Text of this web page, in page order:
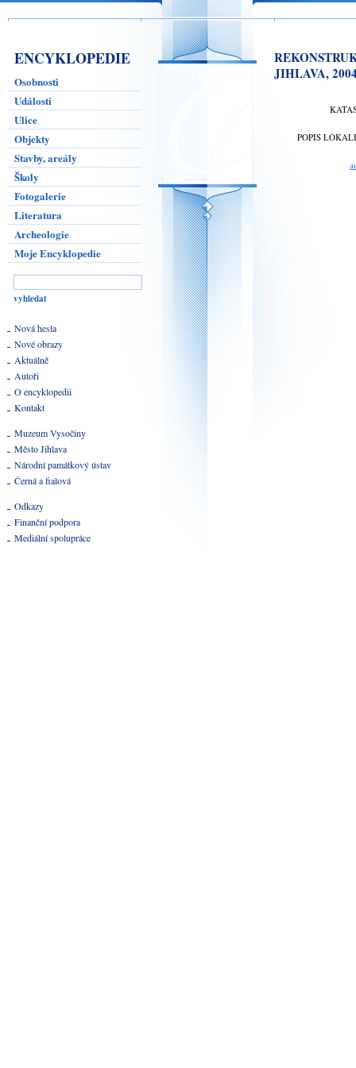
ENCYKLOPEDIE
Osobnosti
Události
Ulice
Objekty
Stavby, areály
Školy
Fotogalerie
Literatura
Archeologie
Moje Encyklopedie
Nová hesla
Nové obrazy
Aktuálně
Autoři
O encyklopedii
Kontakt
Muzeum Vysočiny
Město Jihlava
Národní památkový ústav
Černá a fialová
Odkazy
Finanční podpora
Mediální spolupráce
JIHLAVA,
POPIS